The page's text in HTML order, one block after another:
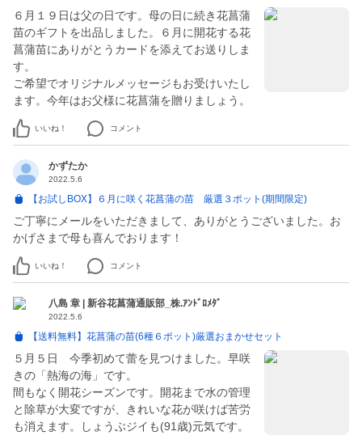
６月１９日は父の日です。母の日に続き花菖蒲
苗のギフトを出品しました。６月に開花する花
菖蒲苗にありがとうカードを添えてお送りしま
す。
ご希望でオリジナルメッセージもお受けいたし
ます。今年はお父様に花菖蒲を贈りましょう。
いいね！ コメント
かずたか
2022.5.6
【お試しBOX】６月に咲く花菖蒲の苗 厳選３ポット(期間限定)
ご丁寧にメールをいただきまして、ありがとうございました。お
かげさまで母も喜んでおります！
いいね！ コメント
八島 章 | 新谷花菖蒲通販部_株.ｱﾝﾄﾞﾛﾒﾀﾞ
2022.5.6
【送料無料】花菖蒲の苗(6種６ポット)厳選おまかせセット
５月５日 今季初めて蕾を見つけました。早咲
きの「熱海の海」です。
間もなく開花シーズンです。開花まで水の管理
と除草が大変ですが、きれいな花が咲けば苦労
も消えます。しょうぶジイも(91歳)元気です。